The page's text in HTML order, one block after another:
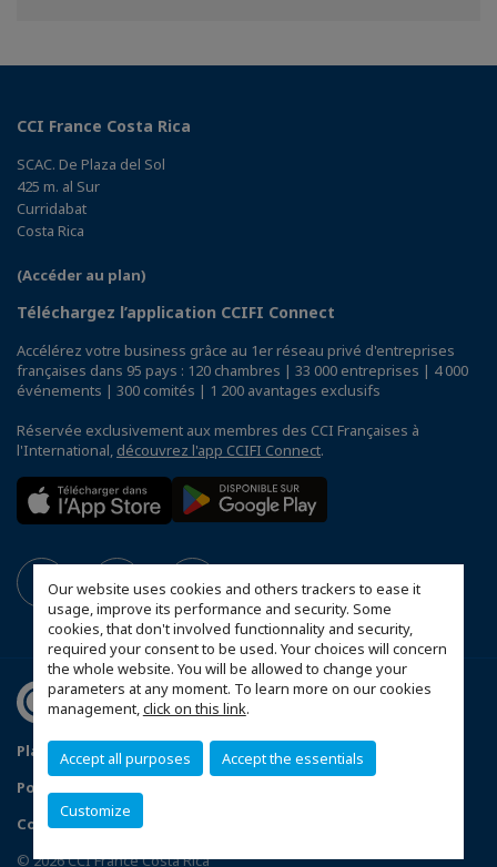
Our website uses cookies and others trackers to ease it
usage, improve its performance and security. Some
cookies, that don't involved functionnality and security,
required your consent to be used. Your choices will concern
the whole website. You will be allowed to change your
parameters at any moment. To learn more on our cookies
management,click on this link.
Accept all purposes Accept the essentials
Customize
CCI France Costa Rica
SCAC. De Plaza del Sol
425 m. al Sur
Curridabat
Costa Rica
(Accéder au plan)
Téléchargez l’application CCIFI Connect
Accélérez votre business grâce au 1er réseau privé d'entreprises
françaises dans 95 pays : 120 chambres | 33 000 entreprises | 4 000
événements | 300 comités | 1 200 avantages exclusifs
Réservée exclusivement aux membres des CCI Françaises à
l'International, découvrez l'app CCIFI Connect.
Plan du site
Mentions légales
Politique de confidentialité
Configurer vos préférences cookies
© 2026 CCI France Costa Rica